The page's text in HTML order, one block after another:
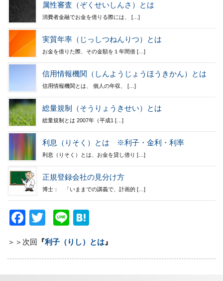
属性審査（ぞくせいしんさ）とは
消費者金融でお金を借りる際には、 […]
実質年率（じっしつねんりつ）とは
お金を借りた際、その金額を１年間借 […]
信用情報機関（しんようじょうほうきかん）とは
信用情報機関とは、 個人の年収、 […]
総量規制（そうりょうきせい）とは
総量規制とは 2007年（平成1 […]
利息（りそく）とは ※利子・金利・利率
利息（りそく）とは、お金を貸し借り […]
正規登録会社の見分け方
博士： 「いままでの講義で、計画的 […]
F
c
T
wi
tt
Li
e
e
＞＞次回 『利子（りし）とは 』